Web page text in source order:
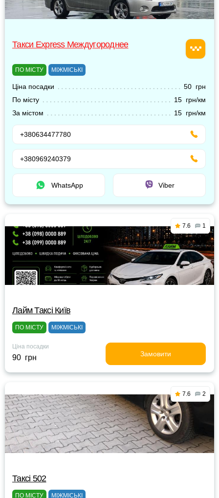
Такси Express Междугороднее
ПО МІСТУ МІЖМІСЬКІ
Ціна посадки
50 грн
По місту
15 грн/км
За містом
15 грн/км
+380634477780
+380969240379
WhatsApp Viber
7.6 1
Лайм Таксі Київ
ПО МІСТУ МІЖМІСЬКІ
Ціна посадки
90 грн Замовити
7.6 2
Таксі 502
ПО МІСТУ МІЖМІСЬКІ